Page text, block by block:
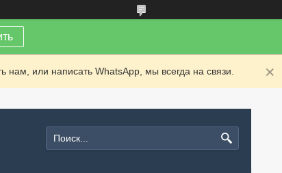
или написать WhatsApp, мы всегда на связи.